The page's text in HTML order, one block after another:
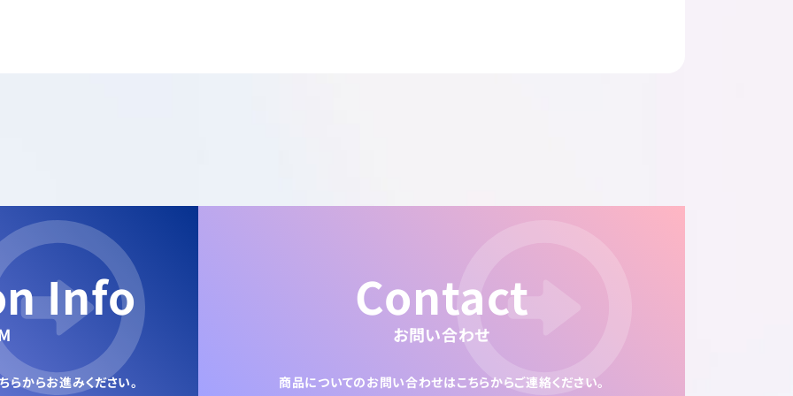
Info
らからお進みください。
Contact
お問い合わせ
商品についてのお問い合わせはこちらからご連絡ください。